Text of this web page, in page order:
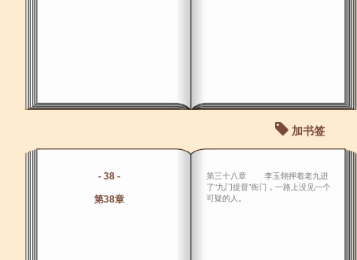
加书签
- 38 -
第38章
第三十八章 李玉翎押着老九进
了“九门提督”衙门，一路上没见一个
可疑的人。